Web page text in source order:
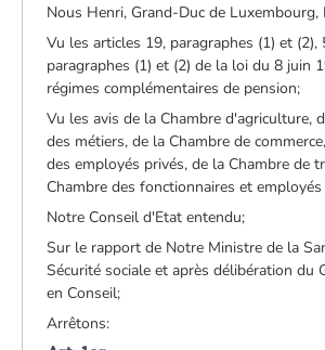
Nous Henri, Grand-Duc de Luxembourg,
Vu les articles 19, paragraphes (1) et (2),
paragraphes (1) et (2) de la loi du 8 juin
régimes complémentaires de pension;
Vu les avis de la Chambre d'agriculture,
des métiers, de la Chambre de
des employés privés, de la Chambre de
Chambre des fonctionnaires et
Notre Conseil d'Etat entendu;
Sur le rapport de Notre Ministre de la
Sécurité sociale et après délibération du
en Conseil;
Arrêtons: